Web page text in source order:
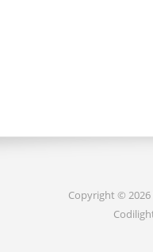
Copyright © 2026